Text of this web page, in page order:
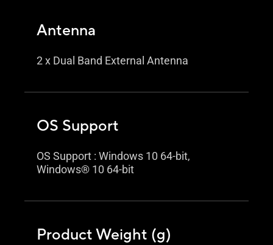
Antenna
2 x Dual Band External Antenna
OS Support
OS Support : Windows 10 64-bit,
Windows® 10 64-bit
Product Weight (g)